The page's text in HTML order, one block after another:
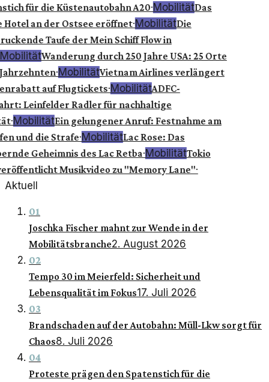
für die Küstenautobahn A20·MobilitätDas
an der Ostsee eröffnet·MobilitätDie
Taufe der Mein Schiff Flow in
Wanderung durch 250 Jahre USA: 25 Orte
·MobilitätVietnam Airlines verlängert
auf Flugtickets·MobilitätADFC-
Leinfelder Radler für nachhaltige
·MobilitätEin gelungener Anruf: Festnahme am
und die Strafe·MobilitätLac Rose: Das
Geheimnis des Lac Retba·MobilitätTokio
Musikvideo zu "Memory Lane"·
Aktuell
01
Joschka Fischer mahnt zur Wende in der
Mobilitätsbranche2. August 2026
02
Tempo 30 im Meierfeld: Sicherheit und
Lebensqualität im Fokus17. Juli 2026
03
Brandschaden auf der Autobahn: Müll-Lkw sorgt für
Chaos8. Juli 2026
04
Proteste prägen den Spatenstich für die